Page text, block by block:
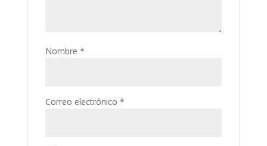
Nombre *
Correo electrónico *